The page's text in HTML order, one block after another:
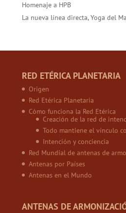
Homenaje a HPB
La nueva línea directa, Yoga del
RED ETÉRICA PLANETARIA
Origen
Red Etérica Planetaria
Cómo funciona la Red Etérica
Creación de la red de
Todo mantiene el vínculo
Intención y conciencia
Red Mundial de antenas de
Antenas por Países
Antenas en el Mundo
ANTENAS DE